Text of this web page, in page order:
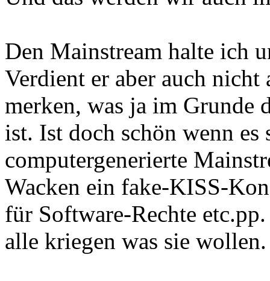
Den Mainstream halte ich
Verdient er aber auch
merken, was ja im Grunde
ist. Ist doch schön wenn
computergenerierte
Wacken ein fake-KISS-
für Software-Rechte
alle kriegen was sie